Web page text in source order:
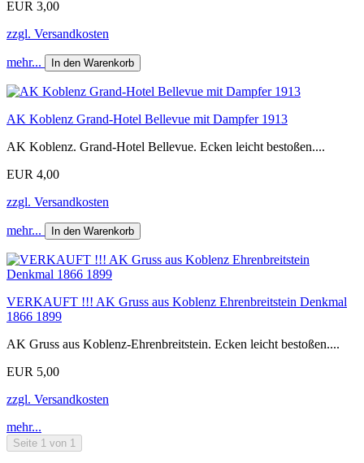
EUR 3,00
zzgl. Versandkosten
mehr... In den Warenkorb
AK Koblenz Grand-Hotel Bellevue mit Dampfer 1913
AK Koblenz. Grand-Hotel Bellevue. Ecken leicht bestoßen....
EUR 4,00
zzgl. Versandkosten
mehr... In den Warenkorb
VERKAUFT !!! AK Gruss aus Koblenz Ehrenbreitstein Denkmal
1866 1899
AK Gruss aus Koblenz-Ehrenbreitstein. Ecken leicht bestoßen....
EUR 5,00
zzgl. Versandkosten
mehr...
Seite 1 von 1